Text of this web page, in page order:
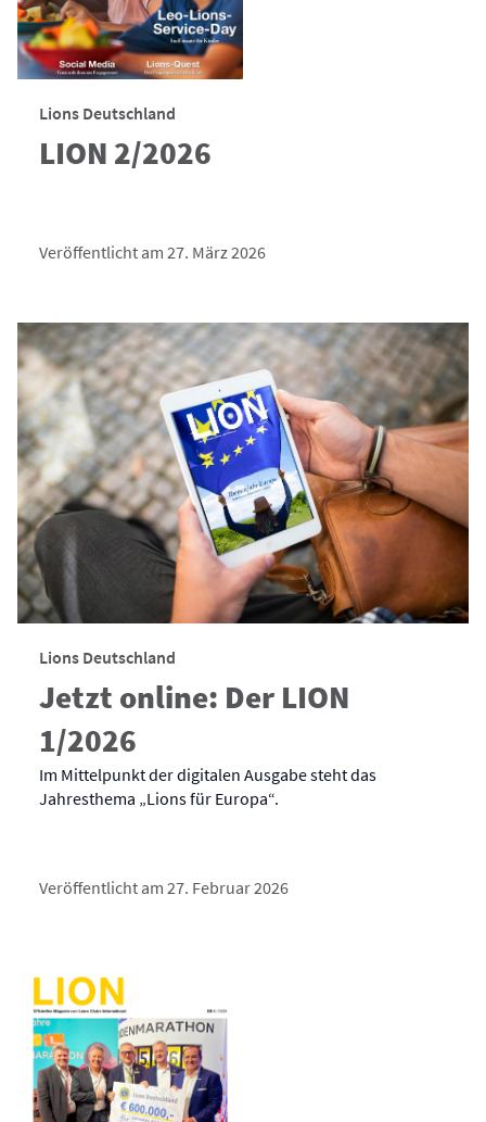
Lions Deutschland
LION 2/2026
Veröffentlicht am 27. März 2026
Lions Deutschland
Jetzt online: Der LION
1/2026
Im Mittelpunkt der digitalen Ausgabe steht das
Jahresthema „Lions für Europa“.
Veröffentlicht am 27. Februar 2026